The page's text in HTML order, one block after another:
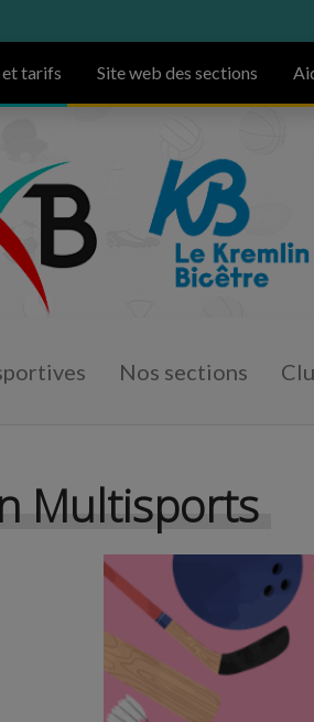
tarifs Site web des sections
Nos sections
Multisports